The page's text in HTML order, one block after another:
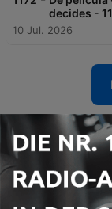
decides -
10 Jul. 2026
RNE